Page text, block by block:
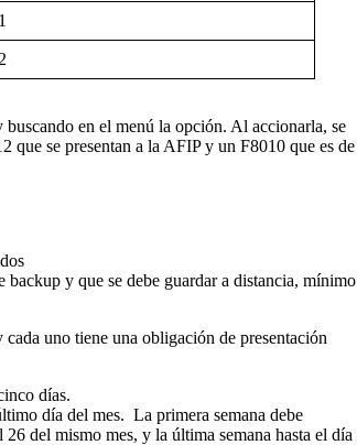
en el menú la opción. Al accionarla, se
que se presentan a la AFIP y un F8010 que es de
y que se debe guardar a distancia, mínimo
uno tiene una obligación de presentación
días.
día del mes. La primera semana debe
26 del mismo mes, y la última semana hasta el día